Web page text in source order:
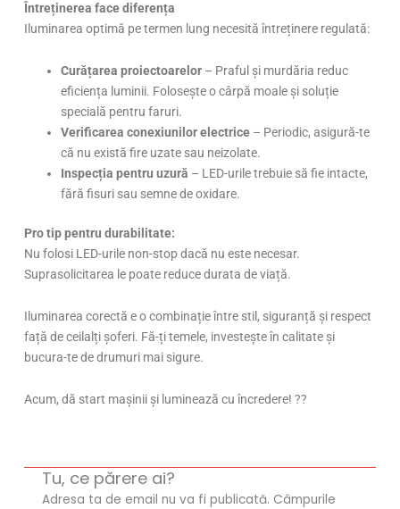
Întreținerea face diferența
Iluminarea optimă pe termen lung necesită întreținere regulată:
Curățarea proiectoarelor – Praful și murdăria reduc
eficiența luminii. Folosește o cârpă moale și soluție
specială pentru faruri.
Verificarea conexiunilor electrice – Periodic, asigură-te
că nu există fire uzate sau neizolate.
Inspecția pentru uzură – LED-urile trebuie să fie intacte,
fără fisuri sau semne de oxidare.
Pro tip pentru durabilitate:
Nu folosi LED-urile non-stop dacă nu este necesar.
Suprasolicitarea le poate reduce durata de viață.
Iluminarea corectă e o combinație între stil, siguranță și respect
față de ceilalți șoferi. Fă-ți temele, investește în calitate și
bucura-te de drumuri mai sigure.
Acum, dă start mașinii și luminează cu încredere! ??
Tu, ce părere ai?
Adresa ta de email nu va fi publicată. Câmpurile